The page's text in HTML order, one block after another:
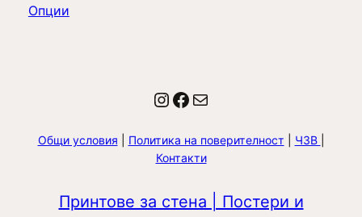
Опции
Instagram
Facebook
Имейл
Общи условия Политика на поверителност ЧЗВ
Контакти
Принтове за стена | Постери и